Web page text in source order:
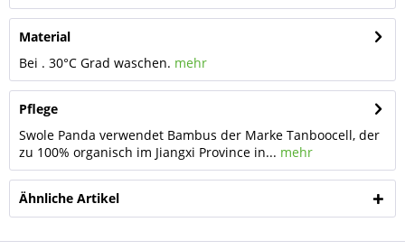
Material
Bei . 30°C Grad waschen. mehr
Pflege
Swole Panda verwendet Bambus der Marke Tanboocell, der
zu 100% organisch im Jiangxi Province in... mehr
Ähnliche Artikel